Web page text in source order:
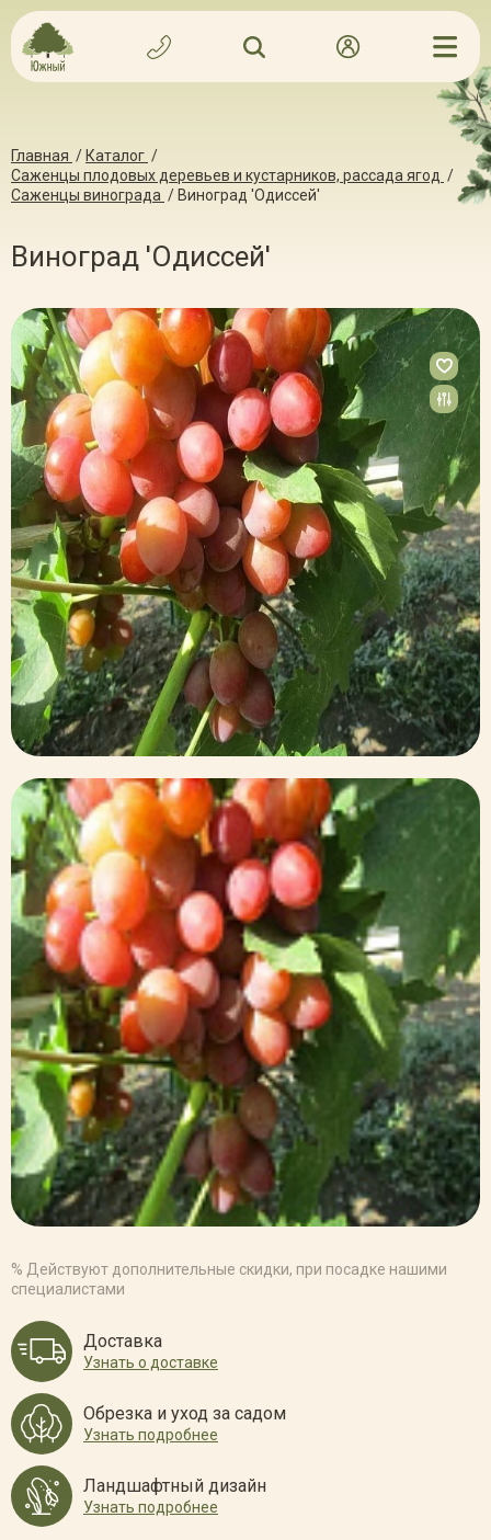
Главная / Каталог /
Саженцы плодовых деревьев и кустарников, рассада ягод /
Саженцы винограда / Виноград 'Одиссей'
Виноград 'Одиссей'
% Действуют дополнительные скидки, при посадке нашими
специалистами
Доставка
Узнать о доставке
Обрезка и уход за садом
Узнать подробнее
Ландшафтный дизайн
Узнать подробнее